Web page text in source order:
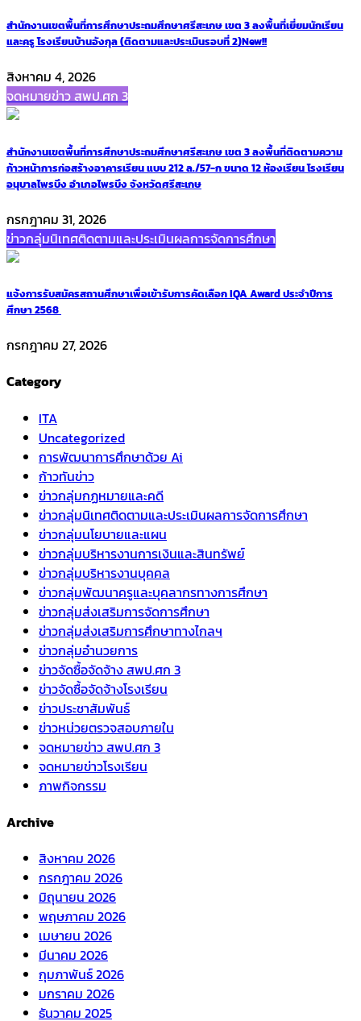
สำนักงานเขตพื้นที่การศึกษาประถมศึกษาศรีสะเกษ เขต 3 ลงพื้นที่เยี่ยมนักเรียน
และครู โรงเรียนบ้านอังกุล (ติดตามและประเมินรอบที่ 2)New!!
สิงหาคม 4, 2026
จดหมายข่าว สพป.ศก 3
สำนักงานเขตพื้นที่การศึกษาประถมศึกษาศรีสะเกษ เขต 3 ลงพื้นที่ติดตามความ
ก้าวหน้าการก่อสร้างอาคารเรียน แบบ 212 ล./57-ก ขนาด 12 ห้องเรียน โรงเรียน
อนุบาลไพรบึง อำเภอไพรบึง จังหวัดศรีสะเกษ
กรกฎาคม 31, 2026
ข่าวกลุ่มนิเทศติดตามและประเมินผลการจัดการศึกษา
แจ้งการรับสมัครสถานศึกษาเพื่อเข้ารับการคัดเลือก IQA Award ประจำปีการ
ศึกษา 2568
กรกฎาคม 27, 2026
Category
ITA
Uncategorized
การพัฒนาการศึกษาด้วย Ai
ก้าวทันข่าว
ข่าวกลุ่มกฏหมายและคดี
ข่าวกลุ่มนิเทศติดตามและประเมินผลการจัดการศึกษา
ข่าวกลุ่มนโยบายและแผน
ข่าวกลุ่มบริหารงานการเงินและสินทรัพย์
ข่าวกลุ่มบริหารงานบุคคล
ข่าวกลุ่มพัฒนาครูและบุคลากรทางการศึกษา
ข่าวกลุ่มส่งเสริมการจัดการศึกษา
ข่าวกลุ่มส่งเสริมการศึกษาทางไกลฯ
ข่าวกลุ่มอำนวยการ
ข่าวจัดซื้อจัดจ้าง สพป.ศก 3
ข่าวจัดซื้อจัดจ้างโรงเรียน
ข่าวประชาสัมพันธ์
ข่าวหน่วยตรวจสอบภายใน
จดหมายข่าว สพป.ศก 3
จดหมายข่าวโรงเรียน
ภาพกิจกรรม
Archive
สิงหาคม 2026
กรกฎาคม 2026
มิถุนายน 2026
พฤษภาคม 2026
เมษายน 2026
มีนาคม 2026
กุมภาพันธ์ 2026
มกราคม 2026
ธันวาคม 2025